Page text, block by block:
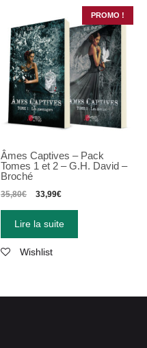
PROMO !
Âmes Captives – Pack
Tomes 1 et 2 – G.H. David –
Broché
35,80€ 33,99€
Lire la suite
Wishlist